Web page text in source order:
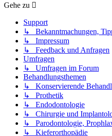
Gehe zu
Support
↳ Bekanntmachungen,
↳ Impressum
↳ Feedback und Anfragen
Umfragen
↳ Umfragen im Forum
Behandlungsthemen
↳ Konservierende
↳ Prothetik
↳ Endodontologie
↳ Chirurgie und
↳ Parodontologie,
↳ Kieferorthopädie